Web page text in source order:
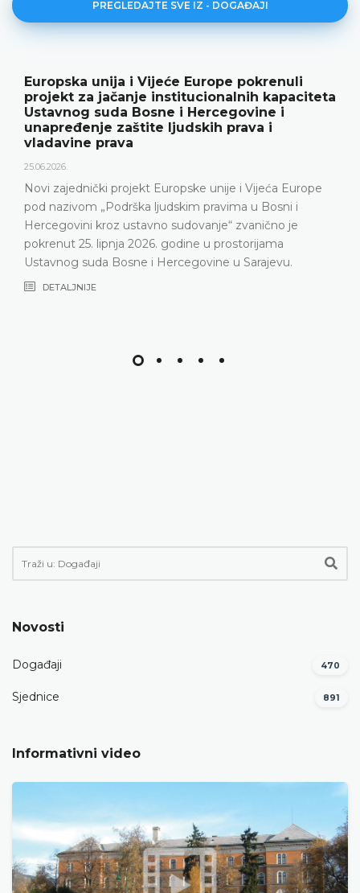
PREGLEDAJTE SVE IZ - DOGAĐAJI
pokrenuli
kapaciteta
i
i
i Vijeća Europe
u Bosni i
zvanično je
Sarajevu.
Ustavni sud BiH predstavio
rezultate rada i novu
18.05.2026.
Ustavnog suda u 2025. godini, ali i
Ustavni sud suočava posljednjih
nepopunjenosti sudačkog sastava
DETALJNIJE
Novosti
Događaji 470
Sjednice 891
Informativni video